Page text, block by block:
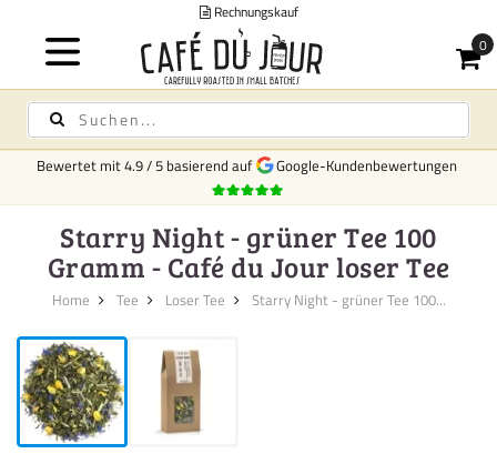
Bewertet mit4.9/5 basierend auf Google-Kundenbewertungen
Starry Night - grüner Tee 100
Gramm - Café du Jour loser Tee
Home Tee Loser Tee Starry Night - grüner Tee 100...